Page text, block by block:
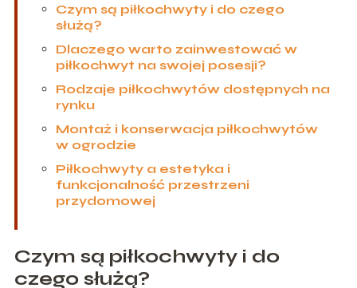
Czym są piłkochwyty i do czego
służą?
Dlaczego warto zainwestować w
piłkochwyt na swojej posesji?
Rodzaje piłkochwytów dostępnych na
rynku
Montaż i konserwacja piłkochwytów
w ogrodzie
Piłkochwyty a estetyka i
funkcjonalność przestrzeni
przydomowej
Czym są piłkochwyty i do
czego służą?